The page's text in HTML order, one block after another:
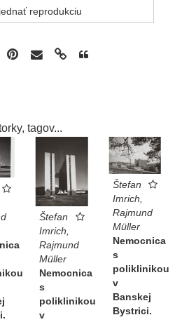
reprodukciu
tagov...
Štefan
Imrich,
Rajmund
Müller
Nemocnica
s
poliklinikou
v
Štefan
Imrich,
Rajmund
Müller
Nemocnica
s
poliklinikou
v
Banskej
Bystrici.